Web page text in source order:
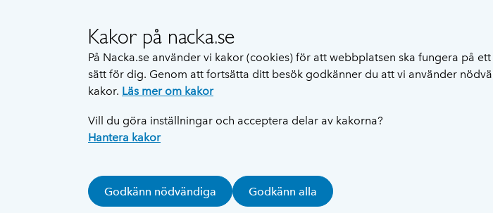
Kakor på nacka.se
På Nacka.se använder vi kakor (cookies) för att webbplatsen ska fungera på
sätt för dig. Genom att fortsätta ditt besök godkänner du att vi använder
kakor. Läs mer om kakor
Vill du göra inställningar och acceptera delar av kakorna?
Hantera kakor
Godkänn nödvändiga Godkänn alla